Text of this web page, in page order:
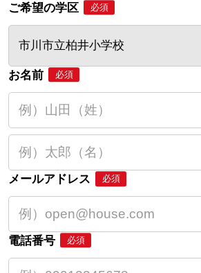
ご希望の学区 必須
市川市立柏井小学校
お名前 必須
メールアドレス 必須
電話番号 必須